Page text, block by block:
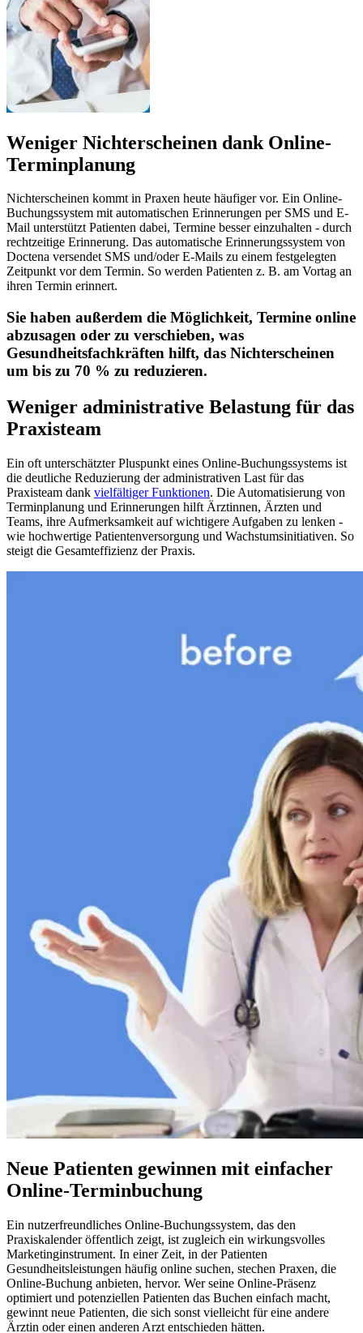
Weniger Nichterscheinen dank Online-
Terminplanung
Nichterscheinen kommt in Praxen heute häufiger vor. Ein Online-
Buchungssystem mit automatischen Erinnerungen per SMS und E-
Mail unterstützt Patienten dabei, Termine besser einzuhalten - durch
rechtzeitige Erinnerung. Das automatische Erinnerungssystem von
Doctena versendet SMS und/oder E-Mails zu einem festgelegten
Zeitpunkt vor dem Termin. So werden Patienten z. B. am Vortag an
ihren Termin erinnert.
Sie haben außerdem die Möglichkeit, Termine online
abzusagen oder zu verschieben, was
Gesundheitsfachkräften hilft, das Nichterscheinen
um bis zu 70 % zu reduzieren.
Weniger administrative Belastung für das
Praxisteam
Ein oft unterschätzter Pluspunkt eines Online-Buchungssystems ist
die deutliche Reduzierung der administrativen Last für das
Praxisteam dank vielfältiger Funktionen. Die Automatisierung von
Terminplanung und Erinnerungen hilft Ärztinnen, Ärzten und
Teams, ihre Aufmerksamkeit auf wichtigere Aufgaben zu lenken -
wie hochwertige Patientenversorgung und Wachstumsinitiativen. So
steigt die Gesamteffizienz der Praxis.
Neue Patienten gewinnen mit einfacher
Online-Terminbuchung
Ein nutzerfreundliches Online-Buchungssystem, das den
Praxiskalender öffentlich zeigt, ist zugleich ein wirkungsvolles
Marketinginstrument. In einer Zeit, in der Patienten
Gesundheitsleistungen häufig online suchen, stechen Praxen, die
Online-Buchung anbieten, hervor. Wer seine Online-Präsenz
optimiert und potenziellen Patienten das Buchen einfach macht,
gewinnt neue Patienten, die sich sonst vielleicht für eine andere
Ärztin oder einen anderen Arzt entschieden hätten.